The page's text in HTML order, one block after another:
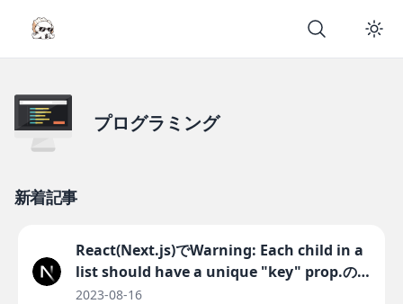
プログラミング
新着記事
React(Next.js)でWarning: Each child in a
list should have a unique "key" prop.の
原因と解決法
2023-08-16